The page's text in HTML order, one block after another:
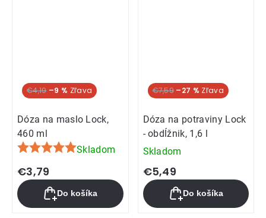
€4,19 –9 %
Dóza na maslo Lock,
460 ml
Priemerné
hodnotenie
produktu
je
5,0
Skladom
€3,79
Do košíka
Akcia
€7,59 –27 %
Dóza na potraviny Lock
- obdĺžnik, 1,6 l
Skladom
€5,49
Do košíka